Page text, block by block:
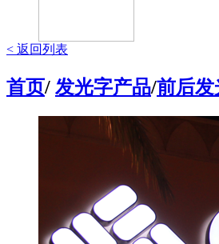
< 返回列表
首页/ 发光字产品/前后发